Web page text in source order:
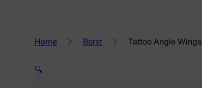
Home Borst Tattoo Angle Wings
🔍